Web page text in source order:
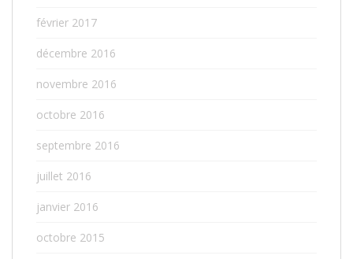
février 2017
décembre 2016
novembre 2016
octobre 2016
septembre 2016
juillet 2016
janvier 2016
octobre 2015